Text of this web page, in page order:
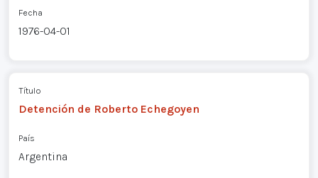
Fecha
1976-04-01
Título
Detención de Roberto Echegoyen
País
Argentina